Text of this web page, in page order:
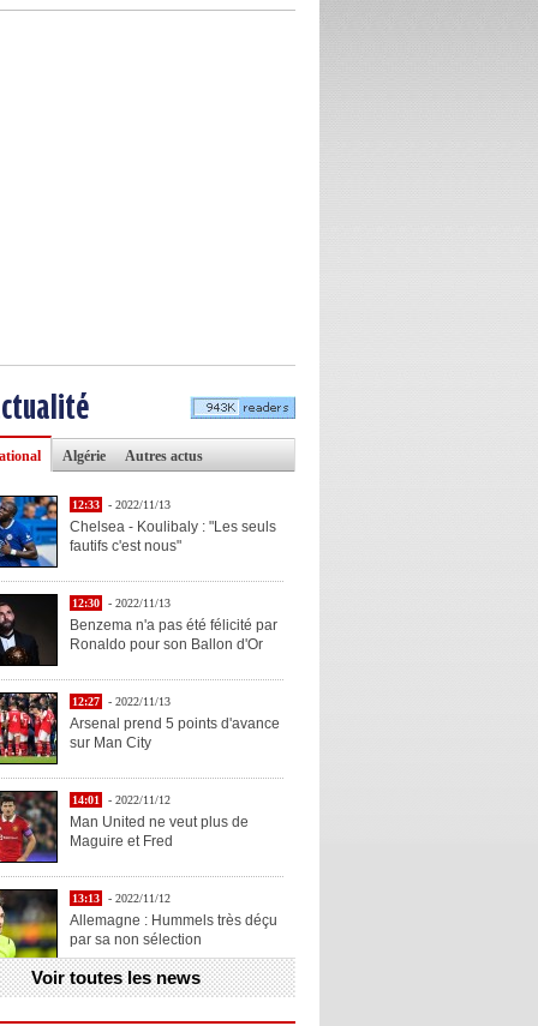
Algérie Autres actus
12:33 - 2022/11/13
Chelsea - Koulibaly : "Les seuls
fautifs c'est nous"
12:30 - 2022/11/13
Benzema n'a pas été félicité par
Ronaldo pour son Ballon d'Or
12:27 - 2022/11/13
Arsenal prend 5 points d'avance
sur Man City
14:01 - 2022/11/12
Man United ne veut plus de
Maguire et Fred
13:13 - 2022/11/12
Allemagne : Hummels très déçu
par sa non sélection
13:11 - 2022/11/12
Henry explique la chose qu'il
Voir toutes les news